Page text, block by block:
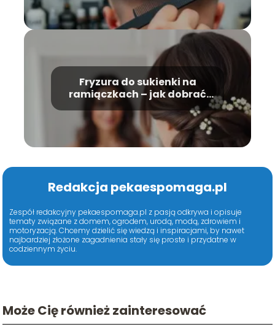
Fryzura do sukienki na
ramiączkach – jak dobrać
idealną?
Redakcja pekaespomaga.pl
Zespół redakcyjny pekaespomaga.pl z pasją odkrywa i opisuje
tematy związane z domem, ogrodem, urodą, modą, zdrowiem i
motoryzacją. Chcemy dzielić się wiedzą i inspiracjami, by nawet
najbardziej złożone zagadnienia stały się proste i przydatne w
codziennym życiu.
Może Cię również zainteresować